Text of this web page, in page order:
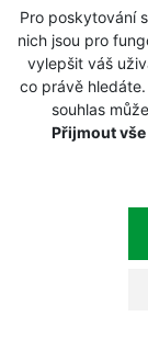
Pro poskytování
nich jsou pro
vylepšit váš
co právě
souhlas
Přijmout vše